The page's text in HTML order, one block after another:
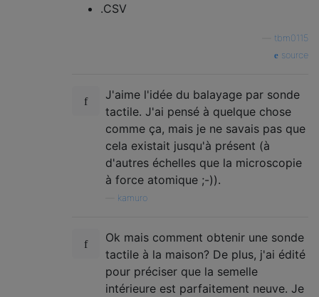
.CSV
tbm0115
source
J'aime l'idée du balayage par sonde
tactile. J'ai pensé à quelque chose
comme ça, mais je ne savais pas que
cela existait jusqu'à présent (à
d'autres échelles que la microscopie
à force atomique ;-)).
kamuro
Ok mais comment obtenir une sonde
tactile à la maison? De plus, j'ai édité
pour préciser que la semelle
intérieure est parfaitement neuve. Je